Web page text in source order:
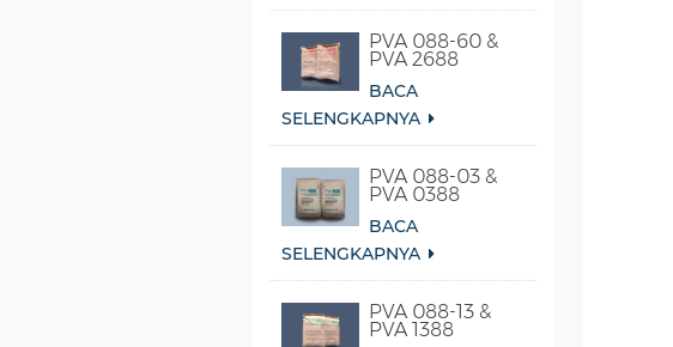
PVA 088-60 &
PVA 2688
BACA
SELENGKAPNYA
PVA 088-03 &
PVA 0388
BACA
SELENGKAPNYA
PVA 088-13 &
PVA 1388